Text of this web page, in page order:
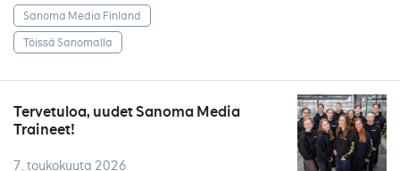
Sanoma Media Finland
Töissä Sanomalla
Tervetuloa, uudet Sanoma Media
Traineet!
7. toukokuuta 2026